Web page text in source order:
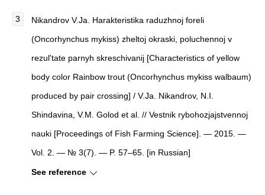
Nikandrov V.Ja. Harakteristika raduzhnoj foreli
(Oncorhynchus mykiss) zheltoj okraski, poluchennoj v
rezul'tate parnyh skreschivanij [Characteristics of yellow
body color Rainbow trout (Oncorhynchus mykiss walbaum)
produced by pair crossing] / V.Ja. Nikandrov, N.I.
Shindavina, V.M. Golod et al. // Vestnik rybohozjajstvennoj
nauki [Proceedings of Fish Farming Science]. — 2015. —
Vol. 2. — № 3(7). — P. 57–65. [in Russian]
See reference